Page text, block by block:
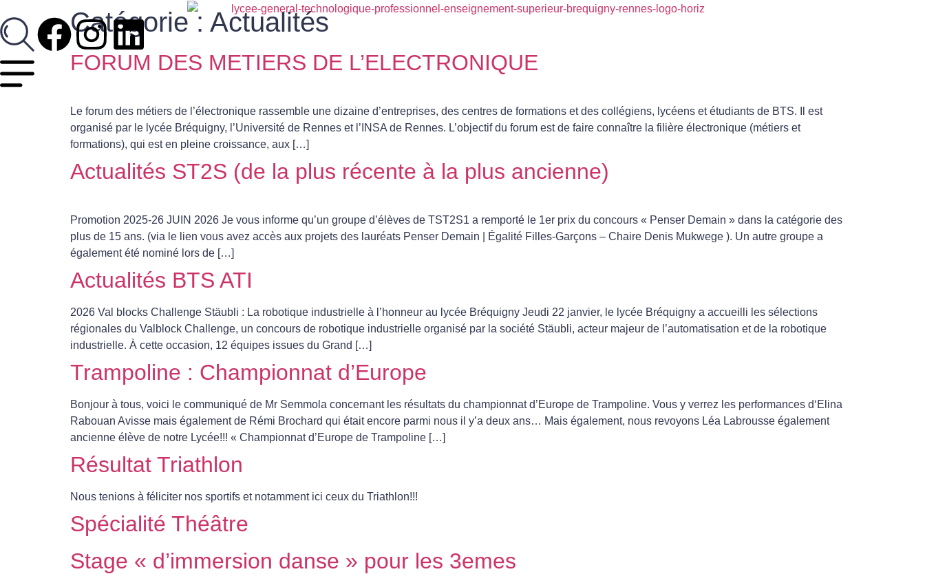
Catégorie : Actualités
FORUM DES METIERS DE L’ELECTRONIQUE
Le forum des métiers de l’électronique rassemble une dizaine d’entreprises, des centres de formations et des collégiens, lycéens et étudiants de BTS. Il est
organisé par le lycée Bréquigny, l’Université de Rennes et l’INSA de Rennes. L’objectif du forum est de faire connaître la filière électronique (métiers et
formations), qui est en pleine croissance, aux […]
Actualités ST2S (de la plus récente à la plus ancienne)
Promotion 2025-26 JUIN 2026 Je vous informe qu’un groupe d’élèves de TST2S1 a remporté le 1er prix du concours « Penser Demain » dans la catégorie des
plus de 15 ans. (via le lien vous avez accès aux projets des lauréats Penser Demain | Égalité Filles-Garçons – Chaire Denis Mukwege ). Un autre groupe a
également été nominé lors de […]
Actualités BTS ATI
2026 Val blocks Challenge Stäubli : La robotique industrielle à l’honneur au lycée Bréquigny Jeudi 22 janvier, le lycée Bréquigny a accueilli les sélections
régionales du Valblock Challenge, un concours de robotique industrielle organisé par la société Stäubli, acteur majeur de l’automatisation et de la robotique
industrielle. À cette occasion, 12 équipes issues du Grand […]
Trampoline : Championnat d’Europe
Bonjour à tous, voici le communiqué de Mr Semmola concernant les résultats du championnat d’Europe de Trampoline. Vous y verrez les performances d‘Elina
Rabouan Avisse mais également de Rémi Brochard qui était encore parmi nous il y’a deux ans… Mais également, nous revoyons Léa Labrousse également
ancienne élève de notre Lycée!!! « Championnat d’Europe de Trampoline […]
Résultat Triathlon
Nous tenions à féliciter nos sportifs et notamment ici ceux du Triathlon!!!
Spécialité Théâtre
Stage « d’immersion danse » pour les 3emes